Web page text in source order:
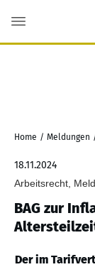
Home / Meldungen
18.11.2024
Arbeitsrecht,
BAG zur
Der im